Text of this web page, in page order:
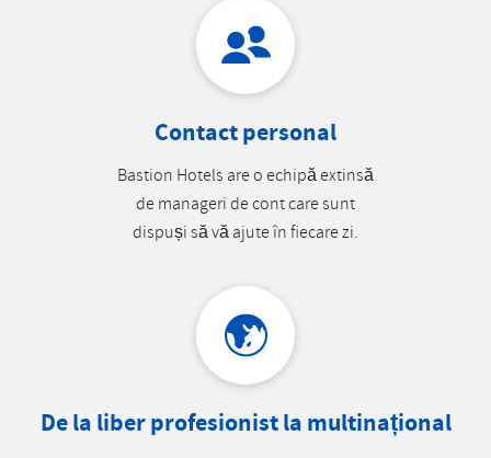
Contact personal
Bastion Hotels are o echipă extinsă
de manageri de cont care sunt
dispuși să vă ajute în fiecare zi.
De la liber profesionist la multinațional